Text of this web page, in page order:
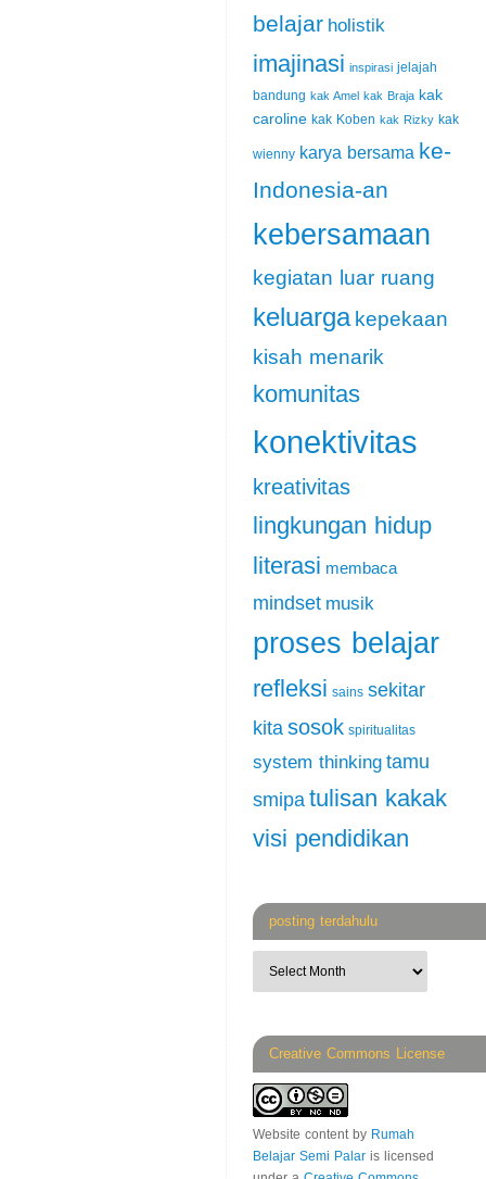
belajar holistik
imajinasi inspirasi jelajah
bandung kak Amel kak Braja kak
caroline kak Koben kak Rizky kak
wienny karya bersama ke-
Indonesia-an
kebersamaan
kegiatan luar ruang
keluarga kepekaan
kisah menarik
komunitas
konektivitas
kreativitas
lingkungan hidup
literasi membaca
mindset musik
proses belajar
refleksi sains sekitar
kitasosok spiritualitas
system thinking tamu
smipa tulisan kakak
visi pendidikan
posting terdahulu
Creative Commons License
Website contentby Rumah
Belajar Semi Palar is licensed